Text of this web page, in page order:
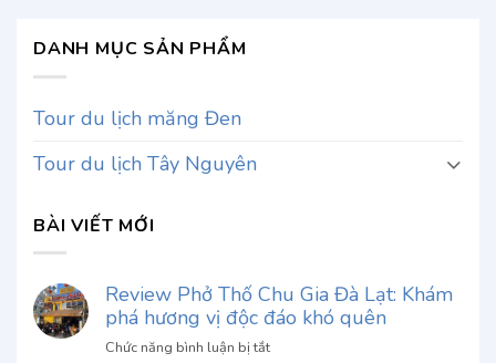
DANH MỤC SẢN PHẨM
Tour du lịch măng Đen
Tour du lịch Tây Nguyên
BÀI VIẾT MỚI
Review Phở Thố Chu Gia Đà Lạt: Khám
phá hương vị độc đáo khó quên
Chức năng bình luận bị tắtở